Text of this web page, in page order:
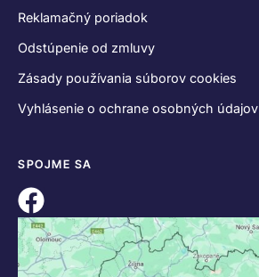
Reklamačný poriadok
Odstúpenie od zmluvy
Zásady používania súborov cookies
Vyhlásenie o ochrane osobných údajov
SPOJME SA